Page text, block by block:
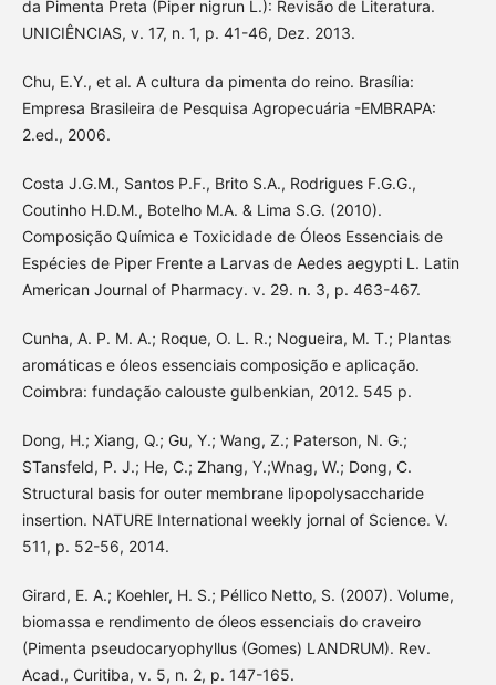
da Pimenta Preta (Piper nigrun L.): Revisão de Literatura.
UNICIÊNCIAS, v. 17, n. 1, p. 41-46, Dez. 2013.
Chu, E.Y., et al. A cultura da pimenta do reino. Brasília:
Empresa Brasileira de Pesquisa Agropecuária -EMBRAPA:
2.ed., 2006.
Costa J.G.M., Santos P.F., Brito S.A., Rodrigues F.G.G.,
Coutinho H.D.M., Botelho M.A. & Lima S.G. (2010).
Composição Química e Toxicidade de Óleos Essenciais de
Espécies de Piper Frente a Larvas de Aedes aegypti L. Latin
American Journal of Pharmacy. v. 29. n. 3, p. 463-467.
Cunha, A. P. M. A.; Roque, O. L. R.; Nogueira, M. T.; Plantas
aromáticas e óleos essenciais composição e aplicação.
Coimbra: fundação calouste gulbenkian, 2012. 545 p.
Dong, H.; Xiang, Q.; Gu, Y.; Wang, Z.; Paterson, N. G.;
STansfeld, P. J.; He, C.; Zhang, Y.;Wnag, W.; Dong, C.
Structural basis for outer membrane lipopolysaccharide
insertion. NATURE International weekly jornal of Science. V.
511, p. 52-56, 2014.
Girard, E. A.; Koehler, H. S.; Péllico Netto, S. (2007). Volume,
biomassa e rendimento de óleos essenciais do craveiro
(Pimenta pseudocaryophyllus (Gomes) LANDRUM). Rev.
Acad., Curitiba, v. 5, n. 2, p. 147-165.